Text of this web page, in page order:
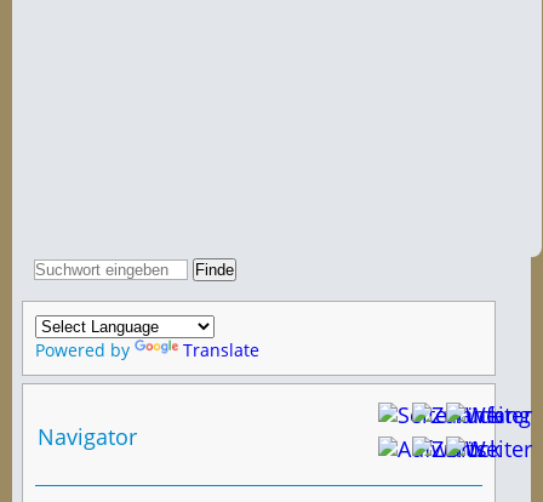
Powered by Translate
Navigator